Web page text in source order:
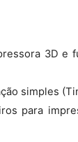
3D e
simples
para